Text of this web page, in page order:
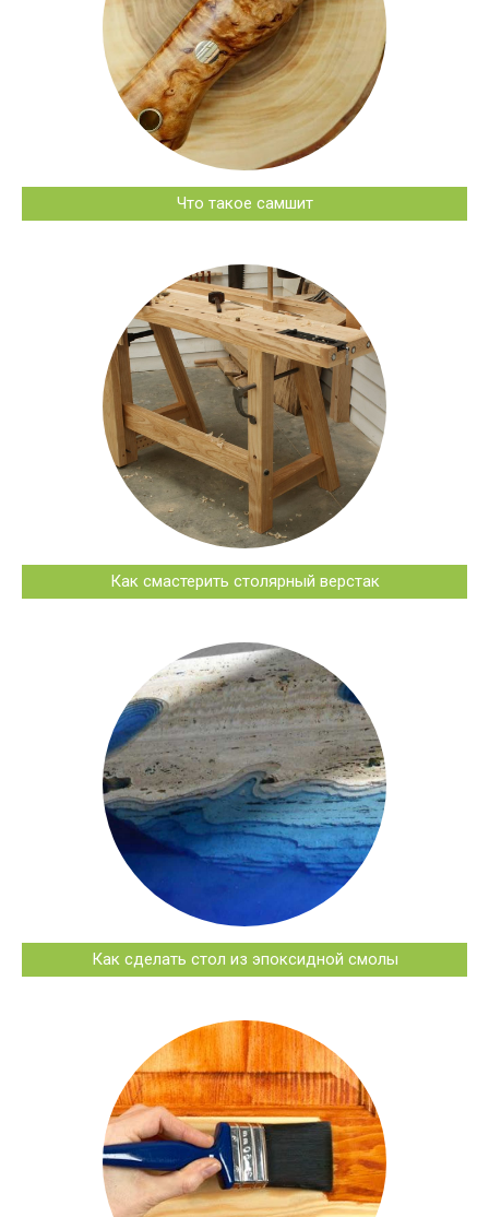
Что такое самшит
Как смастерить столярный верстак
Как сделать стол из эпоксидной смолы